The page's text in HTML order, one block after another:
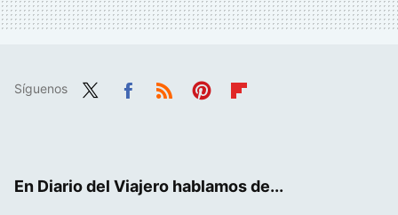
Síguenos
En Diario del Viajero hablamos de...